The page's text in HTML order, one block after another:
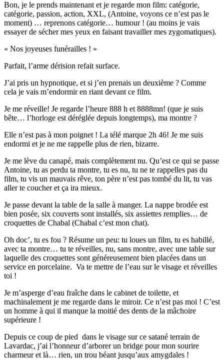
Bon, je le prends maintenant et je regarde mon film: catégorie,
catégorie, passion, action, XXL, (Antoine, voyons ce n’est pas le
moment) … reprenons catégorie… humour ! (au moins je vais
essayer de sécher mes yeux en faisant travailler mes zygomatiques).
« Nos joyeuses funérailles ! »
Parfait, l’arme dérision refait surface.
J’ai pris un hypnotique, et si j’en prenais un deuxième ? Comme
cela je vais m’endormir en riant devant ce film.
Je me réveille! Je regarde l’heure 888 h et 8888mn! (que je suis
bête… l’horloge est déréglée depuis longtemps), ma montre ?
Elle n’est pas à mon poignet ! La télé marque 2h 46! Je me suis
endormi et je ne me rappelle plus de rien, bizarre.
Je me lève du canapé, mais complètement nu. Qu’est ce qui se passe
Antoine, tu as perdu ta montre, tu es nu, tu ne te rappelles pas du
film, tu vis un mauvais rêve, ton père n’est pas tombé du lit, tu vas
aller te coucher et ça ira mieux.
Je passe devant la table de la salle à manger. La nappe brodée est
bien posée, six couverts sont installés, six assiettes remplies… de
croquettes de Chabal (Chabal c’est mon chat).
Oh doc’, tu es fou ? Résume un peu: tu loues un film, tu es habillé,
avec ta montre… tu te réveilles, nu, sans montre, avec une table sur
laquelle des croquettes sont généreusement bien placées dans un
service en porcelaine. Va te mettre de l’eau sur le visage et réveilles
toi !
Je m’asperge d’eau fraîche dans le cabinet de toilette, et
machinalement je me regarde dans le miroir. Ce n’est pas moi ! C’est
un homme à qui il manque la moitié des dents de la mâchoire
supérieure !
Depuis ce coup de pied dans le visage sur ce satané terrain de
Lavardac, j’ai l’honneur d’arborer un bridge pour mon sourire
charmeur et là… rien, un trou béant jusqu’aux amygdales !